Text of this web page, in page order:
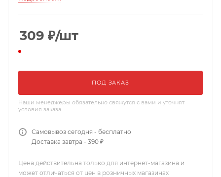
309 ₽/шт
ПОД ЗАКАЗ
Наши менеджеры обязательно свяжутся с вами и уточнят
условия заказа
Самовывоз сегодня - бесплатно
Доставка завтра - 390 ₽
Цена действительна только для интернет-магазина и
может отличаться от цен в розничных магазинах